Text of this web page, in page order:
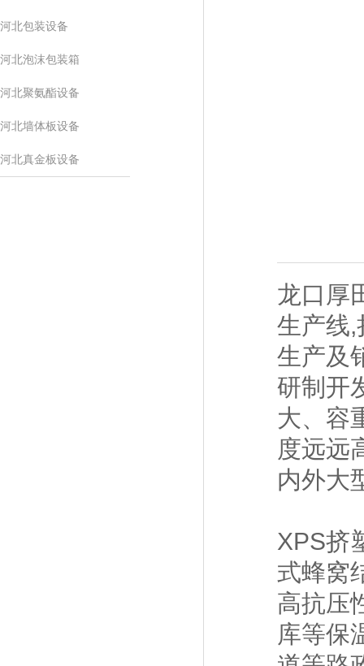
河北包装设备
河北泡沫包装箱
河北聚氨酯设备
河北墙体板设备
河北真金板设备
龙口厚
生产线,
生产及
研制开
大、容
度远远
内外大
XPS挤
式蜂窝
高抗压
库等保